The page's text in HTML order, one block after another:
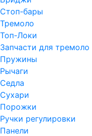
Стоп-бары
Тремоло
Топ-Локи
Запчасти для тремоло
Пружины
Рычаги
Седла
Сухари
Порожки
Ручки регулировки
Панели